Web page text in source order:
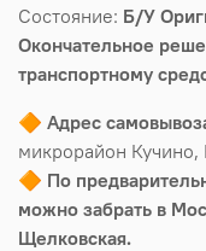
Состояние: Б/У
Окончательное
транспортному
🔶 Адрес
микрорайон
🔶 По
можно забрать в
Щелковская.